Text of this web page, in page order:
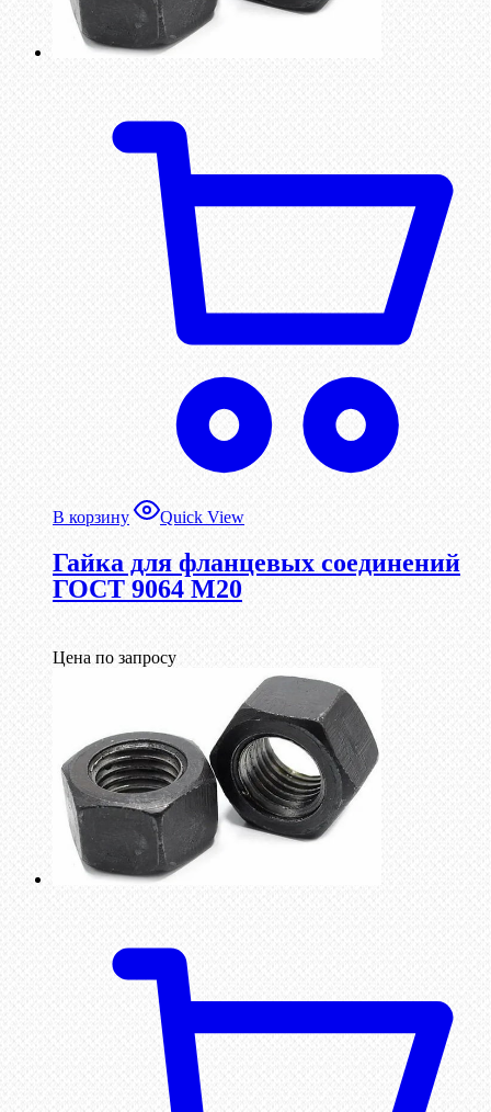
В корзину Quick View
Гайка для фланцевых соединений
ГОСТ 9064 М20
Цена по запросу